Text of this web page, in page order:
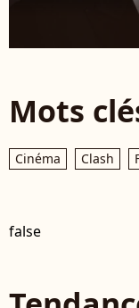
Mots
Cinéma Clash
false